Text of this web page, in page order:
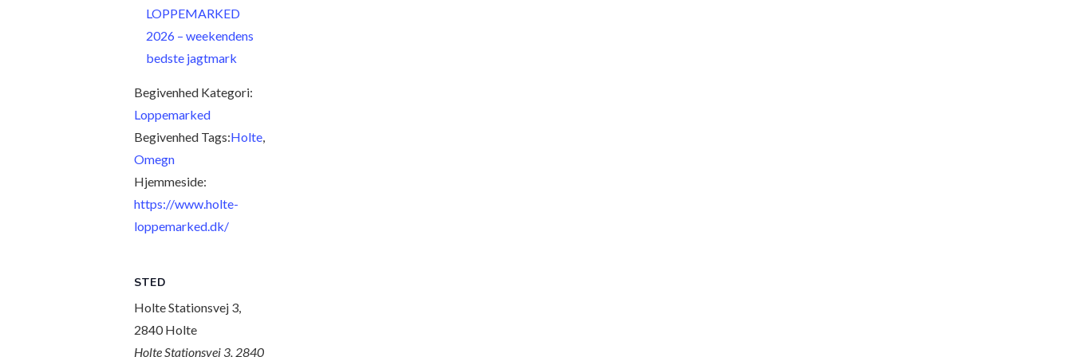
LOPPEMARKED
2026 – weekendens
bedste jagtmark
Begivenhed Kategori:
Loppemarked
Begivenhed Tags:Holte,
Omegn
Hjemmeside:
https://www.holte-
loppemarked.dk/
STED
Holte Stationsvej 3,
2840 Holte
Holte Stationsvej 3, 2840